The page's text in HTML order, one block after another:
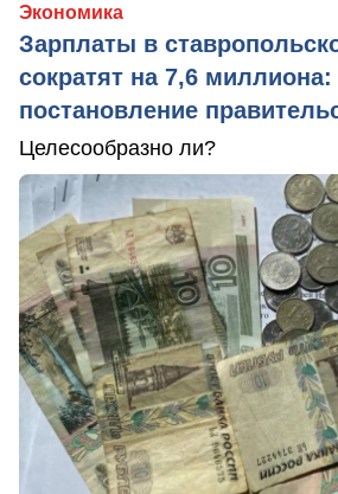
Экономика
Зарплаты в
сократят на 7,6
постановление
Целесообразно ли?